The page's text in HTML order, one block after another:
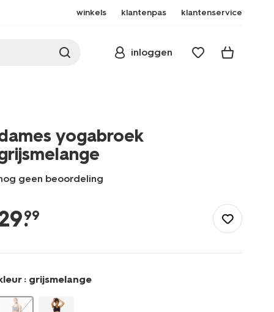
winkels klantenpas klantenservice
inloggen
yogabroek
geen beoordeling
.
99
: grijsmelange